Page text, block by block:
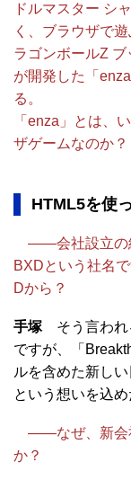
ドルマスター シ
く、ブラウザで
ラゴンボールZ
が開発した「
る。
「enza」とは、
ザゲームなのか
HTML5を使
――会社設立の
BXDという社名
Dから？
手塚そう言われ
ですが、「
ルを含めた新し
という想いを込め
――なぜ、新会
か？